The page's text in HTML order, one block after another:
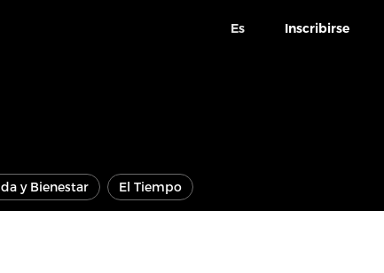
Es Inscribirse
y Bienestar El Tiempo